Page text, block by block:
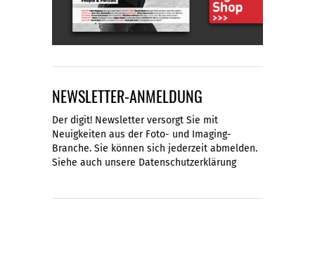
NEWSLETTER-ANMELDUNG
Der digit! Newsletter versorgt Sie mit
Neuigkeiten aus der Foto- und Imaging-
Branche. Sie können sich jederzeit abmelden.
Siehe auch unsere Datenschutzerklärung